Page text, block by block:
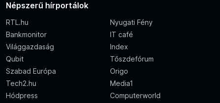
Népszerű hírportálok
RTL.hu
Nyugati Fény
Bankmonitor
IT café
Világgazdaság
Index
Qubit
Tőszdefórum
Szabad Európa
Origo
Tech2.hu
Media1
Hódpress
Computerworld